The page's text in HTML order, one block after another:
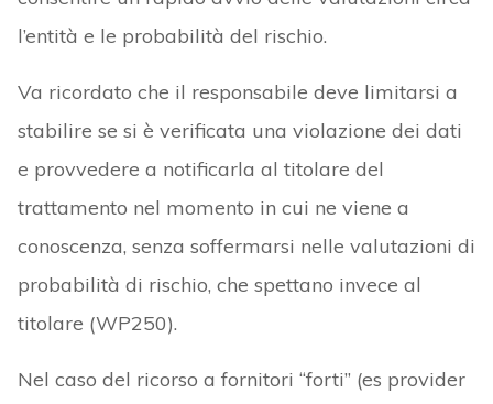
l’entità e le probabilità del rischio.
Va ricordato che il responsabile deve limitarsi a
stabilire se si è verificata una violazione dei dati
e provvedere a notificarla al titolare del
trattamento nel momento in cui ne viene a
conoscenza, senza soffermarsi nelle valutazioni di
probabilità di rischio, che spettano invece al
titolare (WP250).
Nel caso del ricorso a fornitori “forti” (es provider